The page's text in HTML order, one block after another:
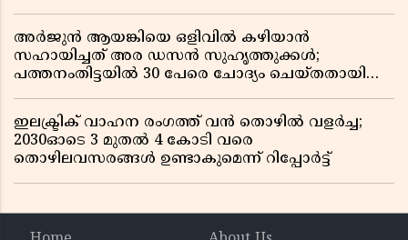
അർജുൻ ആയങ്കിയെ ഒളിവിൽ കഴിയാൻ
സഹായിച്ചത് അര ഡസൻ സുഹൃത്തുക്കൾ;
പത്തനംതിട്ടയിൽ 30 പേരെ ചോദ്യം ചെയ്തതായി
ഇലക്ട്രിക് വാഹന രംഗത്ത് വൻ തൊഴിൽ വളർച്ച;
2030ഓടെ 3 മുതൽ 4 കോടി വരെ
തൊഴിലവസരങ്ങൾ ഉണ്ടാകുമെന്ന് റിപ്പോർട്ട്